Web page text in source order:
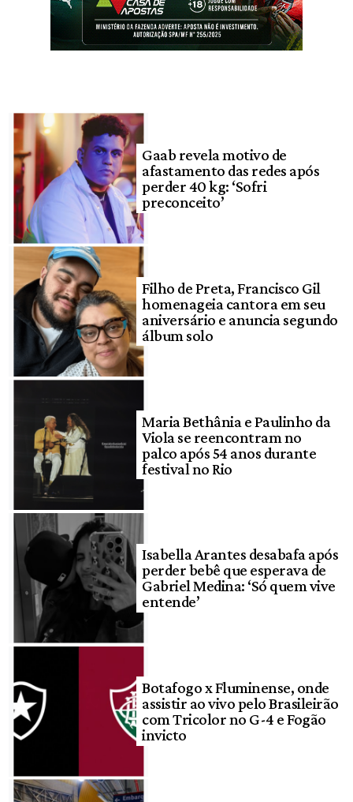
Gaab revela motivo de
afastamento das redes após
perder 40 kg: ‘Sofri
preconceito’
Filho de Preta, Francisco Gil
homenageia cantora em seu
aniversário e anuncia segundo
álbum solo
Maria Bethânia e Paulinho da
Viola se reencontram no
palco após 54 anos durante
festival no Rio
Isabella Arantes desabafa após
perder bebê que esperava de
Gabriel Medina: ‘Só quem vive
entende’
Botafogo x Fluminense, onde
assistir ao vivo pelo Brasileirão
com Tricolor no G-4 e Fogão
invicto